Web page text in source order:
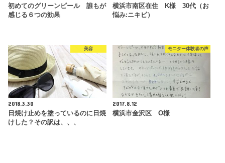
初めてのグリーンピール 誰もが
感じる６つの効果
横浜市南区在住 K様 30代（お
悩み:ニキビ）
美容
2018.3.30
日焼け止めを塗っているのに日焼
けした？その訳は、、、
モニター体験者の声
2017.8.12
横浜市金沢区 O様